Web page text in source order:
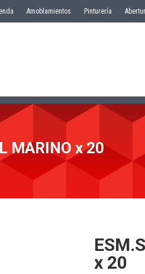
Amoblamientos Pinturería
MARINO x 20
x 20